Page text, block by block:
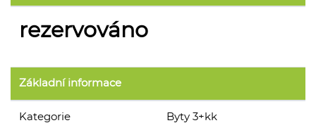
rezervováno
Základní informace
Kategorie Byty 3+kk